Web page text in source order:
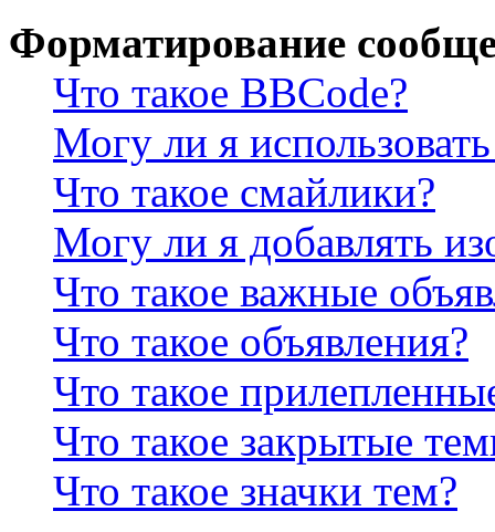
Форматирование
Что такое BBCode?
Могу ли я
Что такое смайлики?
Могу ли я добавлять
Что такое важные
Что такое объявления?
Что такое
Что такое закрытые
Что такое значки тем?